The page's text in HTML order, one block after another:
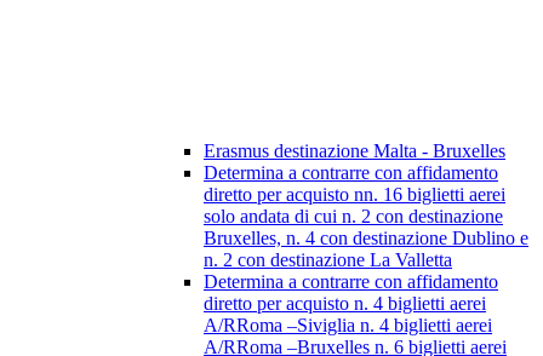
Erasmus destinazione Malta - Bruxelles
Determina a contrarre con affidamento
diretto per acquisto nn. 16 biglietti aerei
solo andata di cui n. 2 con destinazione
Bruxelles, n. 4 con destinazione Dublino e
n. 2 con destinazione La Valletta
Determina a contrarre con affidamento
diretto per acquisto n. 4 biglietti aerei
A/RRoma –Siviglia n. 4 biglietti aerei
A/RRoma –Bruxelles n. 6 biglietti aerei